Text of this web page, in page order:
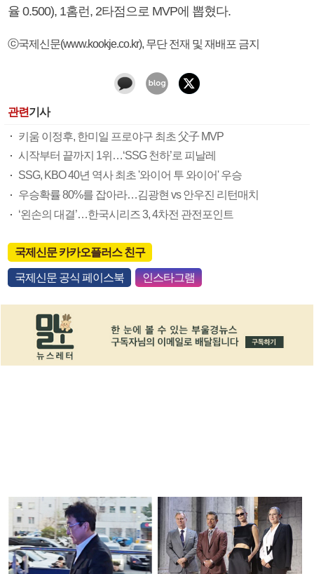
율 0.500), 1홈런, 2타점으로 MVP에 뽑혔다.
ⓒ국제신문(www.kookje.co.kr), 무단 전재 및 재배포 금지
관련기사
키움 이정후, 한미일 프로야구 최초 父子 MVP
시작부터 끝까지 1위…‘SSG 천하’로 피날레
SSG, KBO 40년 역사 최초 '와이어 투 와이어' 우승
우승확률 80%를 잡아라…김광현 vs 안우진 리턴매치
‘왼손의 대결’…한국시리즈 3, 4차전 관전포인트
국제신문 카카오플러스 친구
국제신문 공식 페이스북 인스타그램